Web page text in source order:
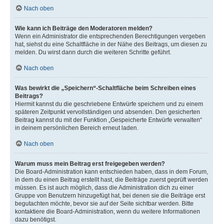
Nach oben
Wie kann ich Beiträge den Moderatoren melden?
Wenn ein Administrator die entsprechenden Berechtigungen vergeben
hat, siehst du eine Schaltfläche in der Nähe des Beitrags, um diesen zu
melden. Du wirst dann durch die weiteren Schritte geführt.
Nach oben
Was bewirkt die „Speichern“-Schaltfläche beim Schreiben eines
Beitrags?
Hiermit kannst du die geschriebene Entwürfe speichern und zu einem
späteren Zeitpunkt vervollständigen und absenden. Den gesicherten
Beitrag kannst du mit der Funktion „Gespeicherte Entwürfe verwalten“
in deinem persönlichen Bereich erneut laden.
Nach oben
Warum muss mein Beitrag erst freigegeben werden?
Die Board-Administration kann entschieden haben, dass in dem Forum,
in dem du einen Beitrag erstellt hast, die Beiträge zuerst geprüft werden
müssen. Es ist auch möglich, dass die Administration dich zu einer
Gruppe von Benutzern hinzugefügt hat, bei denen sie die Beiträge erst
begutachten möchte, bevor sie auf der Seite sichtbar werden. Bitte
kontaktiere die Board-Administration, wenn du weitere Informationen
dazu benötigst.